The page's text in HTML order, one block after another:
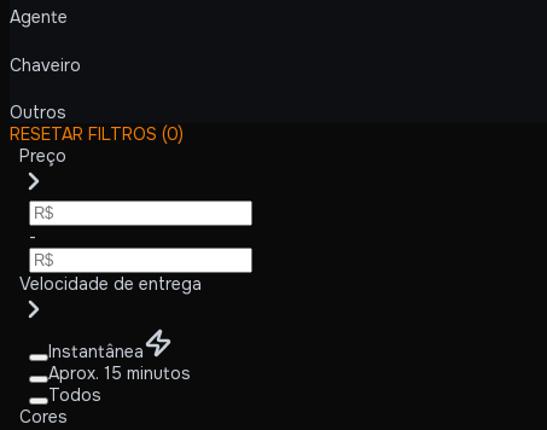
Agente
Chaveiro
Outros
RESETAR FILTROS (0)
Preço
-
Velocidade de entrega
Instantânea
Aprox. 15 minutos
Todos
Cores